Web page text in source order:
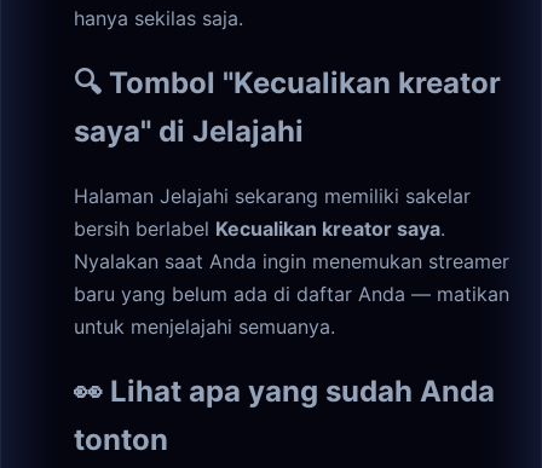
hanya sekilas saja.
🔍 Tombol "Kecualikan kreator
saya" di Jelajahi
Halaman Jelajahi sekarang memiliki sakelar
bersih berlabel Kecualikan kreator saya.
Nyalakan saat Anda ingin menemukan streamer
baru yang belum ada di daftar Anda — matikan
untuk menjelajahi semuanya.
👀 Lihat apa yang sudah Anda
tonton